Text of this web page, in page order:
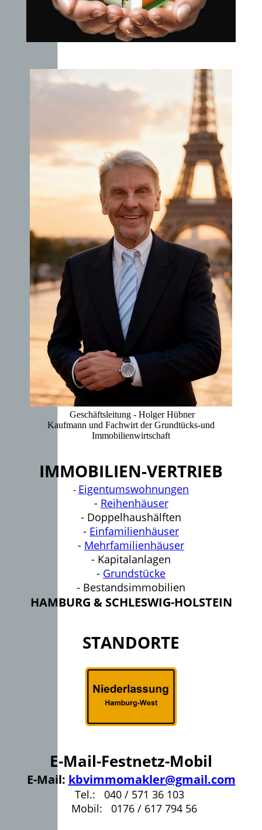
Geschäftsleitung - Holger Hübner
Kaufmann und Fachwirt der Grundtücks-und
Immobilienwirtschaft
IMMOBILIEN-VERTRIEB
- Eigentumswohnungen
- Reihenhäuser
- Doppelhaushälften
- Einfamilienhäuser
- Mehrfamilienhäuser
- Kapitalanlagen
- Grundstücke
- Bestandsimmobilien
HAMBURG & SCHLESWIG-HOLSTEIN
STANDORTE
E-Mail-Festnetz-Mobil
E-Mail: kbvimmomakler@gmail.com
Tel.: 040 / 571 36 103
Mobil: 0176 / 617 794 56